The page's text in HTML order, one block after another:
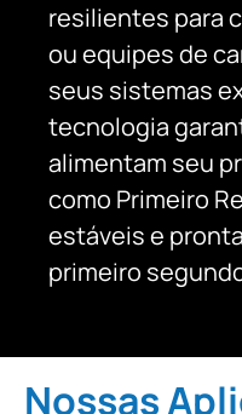
resilientes para
ou equipes de
seus sistemas
tecnologia
alimentam seu
como Primeiro
estáveis e
primeiro
Nossas